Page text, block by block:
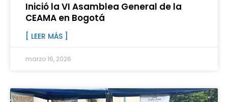
Inició la VI Asamblea General de la
CEAMA en Bogotá
[ LEER MÁS ]
marzo 16, 2026